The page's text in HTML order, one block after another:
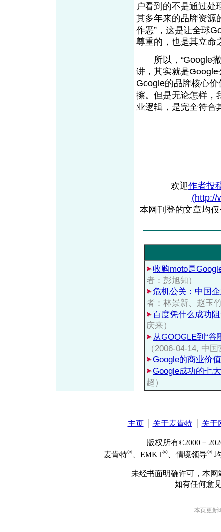
户看到的不是通过
其多年来的品牌资源
作恶”，这是让全球
尊重的，也是其立命
所以，“Google撤
讲，其实就是
Google的品牌核心
擦。但是无论怎样，
业逻辑，是完全符
欢迎作者投
(http://
本网刊登的文章均
收购moto是
者：彭旭知）
危机公关：中国
者：林景新、赵玉
百度凭什么成功
庆来）
从GOOGLE到“
（2006-04-14, 中
Google的商业价值
Google成功的七
超）
主页│ 关于麦肯特│ 关于
版权所有©2000－
麦肯特® 、EMKT® 、情境领导®
未经书面明确许可，本
如有任何意
本页更新